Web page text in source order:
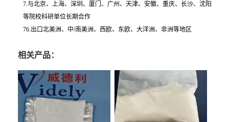
7.与北京、上海、深圳、厦门、广州、天津、安徽、重庆、长沙、沈阳
等院校科研单位长期合作
76.出口北美洲、中/南美洲、西欧、东欧、大洋洲、非洲等地区
相关产品：